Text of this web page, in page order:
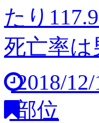
たり
死亡率は
2018/12/
部位